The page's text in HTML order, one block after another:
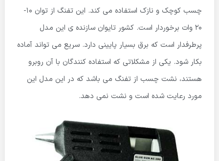
چسب کوچک و نازک استفاده می کند. این تفنگ از توان 10-
20 وات برخوردار است. کشور تایوان سازنده ی این مدل
پرطرفدار است که برق بسیار پایینی دارد. سریع می تواند آماده
بکار شود. یکی از مشکلاتی که استفاده کنندگان با آن روبرو
هستند، نشت چسب از تفنگ می باشد که در این مدل این
مورد رعایت شده است و نشت نمی دهد.